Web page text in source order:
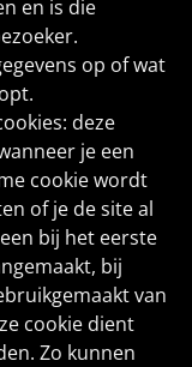
en is die
op of wat
deze
je een
cookie wordt
of je de site al
bij het eerste
bij
van
cookie dient
Zo kunnen